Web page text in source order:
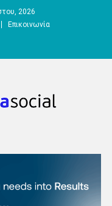
2026
Επικοινωνία